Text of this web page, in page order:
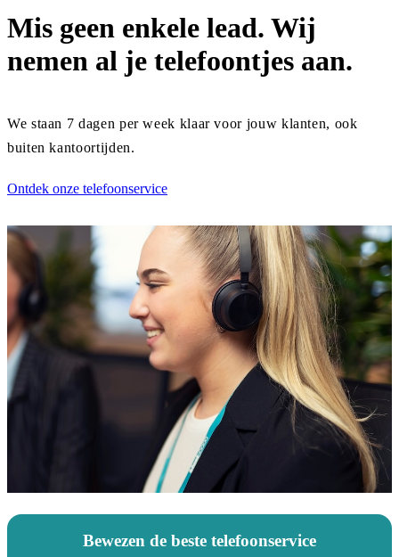
Mis geen enkele lead. Wij
nemen al je telefoontjes aan.
We staan 7 dagen per week klaar voor jouw klanten, ook
buiten kantoortijden.
Ontdek onze telefoonservice
Bewezen de beste telefoonservice